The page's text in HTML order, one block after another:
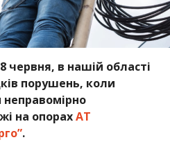
червня, в нашій області
порушень, коли
на опорахАТ
.